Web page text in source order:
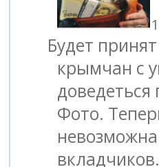
Будет
крымчан с
Фото.